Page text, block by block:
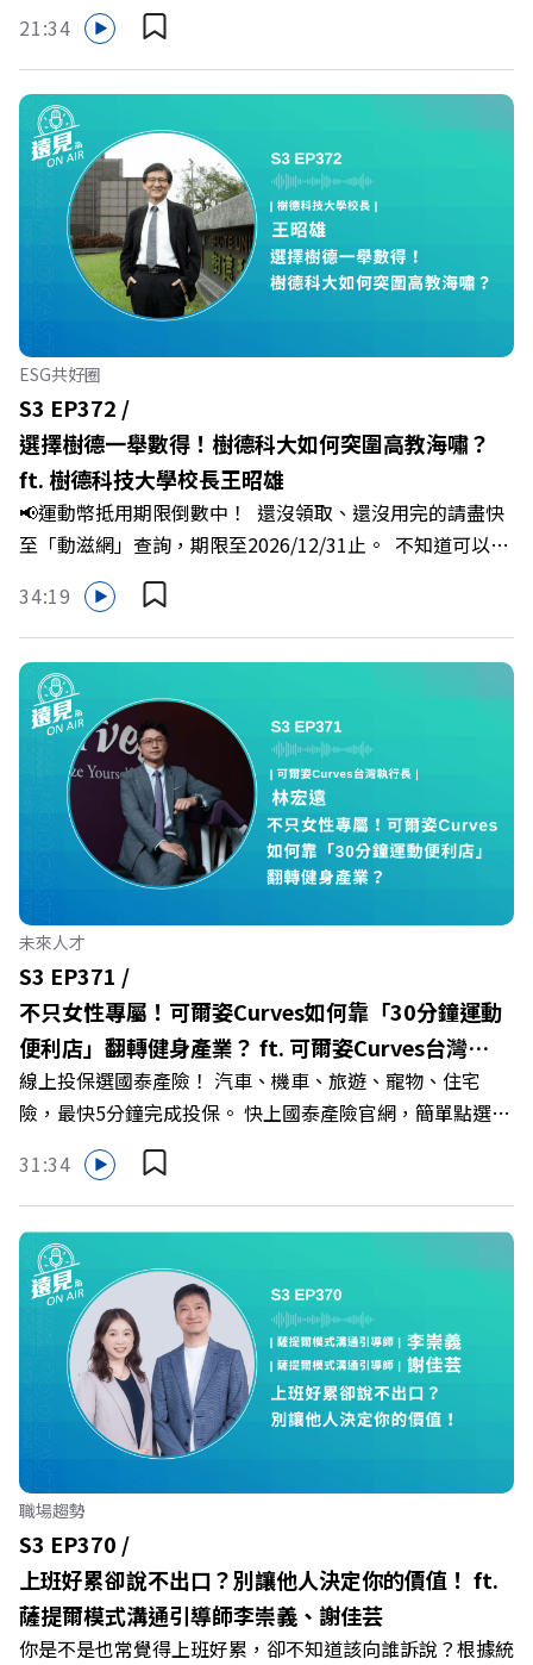
的社群：LINE：https://reurl.cc/A4ELQpIG：
https://bit.ly/3AjBWNVYT：https://bit.ly/38jNi9k
哪裡使用嗎？ 上「動滋網」【合作店家】專區，全台五千
多家合作業者任你選，馬上來找適用地點！ ➡️
https://fstry.pse.is/9epct2 —— 以上為 FMTaiwan 與
Firstory Podcast 廣告 —— 你常在職場中感到焦慮、害怕
犯錯，甚至覺得自己正遭受不友善的對待或霸凌嗎？當工作
中的人際摩擦、怕輸怕失敗的緊繃感成為日常，我們不能只
是委屈討好或一味逃避，更需要學會看透人際互動底層的
「職場冰山」。 本集《遠見 ON AIR》邀請到薩提爾模式溝
通引導師、天下文化新書《透視職場冰山》作者李崇義與謝
佳芸老師，帶你透過「冰山理論」拆解職場上的對立與衝
突，學會用「好奇」代替「批判」。即使在變動快速的AI時
代，也能幫自己打造不被成敗輕易定義的強韌自我。 🔺 職
場衝突與霸凌從何而來？🔺 如何用「冰山對話」看穿主管
焦慮，將對立化為合作？🔺 怎麼做到「好奇少一點、批判
少一點」？🔺 面對AI時代的職涯焦慮，如何把自我價值打
分權拿回手裡？ +++++📓《透視職場冰山》新書介紹
>>>https://bookzone.cwgv.com.tw/book/BWL108🎂歡
慶遠見40歲生日！手速搶下破天荒的獨家優惠
>>>https://gvmkt.pse.is/9e5pbz✨關注《遠見》更多的社
群：LINE：https://reurl.cc/A4ELQpIG：
Powered by Firstory Hosting
21:34
ESG共好圈
S3 EP372 /
選擇樹德一舉數得！樹德科大如何突圍高教海嘯？
ft. 樹德科技大學校長王昭雄
📢運動幣抵用期限倒數中！ 還沒領取、還沒用完的請盡快
至「動滋網」查詢，期限至2026/12/31止。 不知道可以在
哪裡使用嗎？ 上「動滋網」【合作店家】專區，全台五千
多家合作業者任你選，馬上來找適用地點！ ➡️
https://fstry.pse.is/9epct2 —— 以上為 FMTaiwan 與
Firstory Podcast 廣告 —— 在少子化浪潮、私校面臨退場
海嘯的嚴峻考驗下，南台灣的技職學校該如何轉型突圍？
本集《遠見ON AIR》邀請到樹德科技大學校長王昭雄，帶
你解析樹德科大如何打造出兼顧學校永續發展與地方創生的
技職教育新典範！ 🔺如何從「傳統私校」轉型為「產學無
縫接軌者」？ 🔺AI如何深度賦能設計與人文學科學群？ 🔺
首創「菲律賓半導體專班」！驚豔科技界的國際精準育才
🔺一舉拿下4大USR專案！深耕地方的溫暖社會責任平台 主
持人／遠見雜誌副社長兼遠見智庫總編輯 李建興 與談人／
樹德科技大學校長 王昭雄 +++++ 🎂歡慶遠見40歲生日！手
速搶下破天荒的獨家優惠
>>>https://gvmkt.pse.is/9e5pbz ✨關注《遠見》更多的社
群： LINE：https://reurl.cc/A4ELQp IG：
https://bit.ly/3AjBWNV YT：https://bit.ly/38jNi9k
Powered by Firstory Hosting
34:19
未來人才
S3 EP371 /
不只女性專屬！可爾姿Curves如何靠「30分鐘運動
便利店」翻轉健身產業？ ft. 可爾姿Curves台灣執
行長林宏遠
線上投保選國泰產險！ 汽車、機車、旅遊、寵物、住宅
險，最快5分鐘完成投保。 快上國泰產險官網，簡單點選，
保障立即到位！ https://fstry.pse.is/9eddvv —— 以上為
Firstory Podcast 廣告 —— 在健康意識抬頭、健身產業百
家爭鳴的激烈浪潮下，傳統的健身房該如何轉型突圍？ 本
集《遠見ON AIR》邀請到可爾姿Curves台灣執行長林宏
遠，帶你解析可爾姿如何打造出兼顧健康生活與女力創業的
健身新契機！ 🔺如何從「傳統大型健身房」轉型為「社區
運動便利店」？ 🔺運動如何落實最貼心的「女性專屬、零
壓力」空間？ 🔺對抗肌少症、預防高齡化！驚豔醫學界的
「社會處方」 🔺超高加盟成功率！為無數女性圓夢的「女
力互助與微型創業平台」 主持人／遠見雜誌副社長兼遠見
智庫總編輯 李建興 與談人／可爾姿Curves台灣執行長 林宏
遠 +++++ 🫧清除腦袋的盲點，也順手理清生活的雜亂。 點
開看質感養成術>> https://gvmkt.pse.is/9al3px ✨關注
《遠見》更多的社群： LINE：https://reurl.cc/A4ELQp
IG：https://bit.ly/3AjBWNV YT：https://bit.ly/38jNi9k
Powered by Firstory Hosting
31:34
職場趨勢
S3 EP370 /
上班好累卻說不出口？別讓他人決定你的價值！ ft.
薩提爾模式溝通引導師李崇義、謝佳芸
你是不是也常覺得上班好累，卻不知道該向誰訴說？根據統